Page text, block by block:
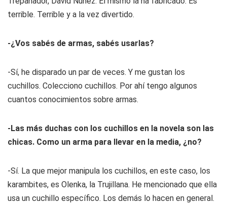
terrible. Terrible y a la vez divertido.
-¿Vos sabés de armas, sabés usarlas?
-Sí, he disparado un par de veces. Y me gustan los
cuchillos. Colecciono cuchillos. Por ahí tengo algunos
cuantos conocimientos sobre armas.
-Las más duchas con los cuchillos en la novela son las
chicas. Como un arma para llevar en la media, ¿no?
-Sí. La que mejor manipula los cuchillos, en este caso, los
karambites, es Olenka, la Trujillana. He mencionado que ella
usa un cuchillo específico. Los demás lo hacen en general.